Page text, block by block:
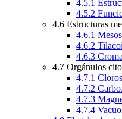
4.5.1
4.5.2
4.6 Estructuras
4.6.1
4.6.2
4.6.3
4.7 Orgánulos
4.7.1
4.7.2
4.7.3
4.7.4